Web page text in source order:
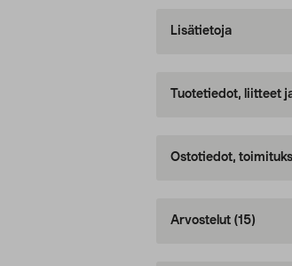
Lisätietoja
Tuotetiedot, liitteet
Ostotiedot,
Arvostelut (15)